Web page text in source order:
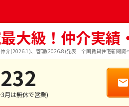
大級！仲介実績
介(2026.1)、管理(2026.8)発表 全国賃貸住宅新聞調べ
月は無休で営業)